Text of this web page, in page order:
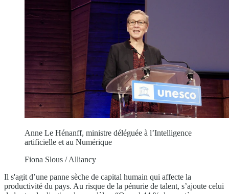
Anne Le Hénanff, ministre déléguée à l’Intelligence
artificielle et au Numérique
Fiona Slous / Alliancy
Il s'agit d’une panne sèche de capital humain qui affecte la
productivité du pays. Au risque de la pénurie de talent, s’ajoute celui